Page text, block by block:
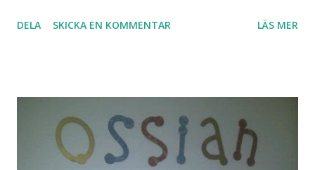
DELA SKICKA EN KOMMENTAR LÄS MER